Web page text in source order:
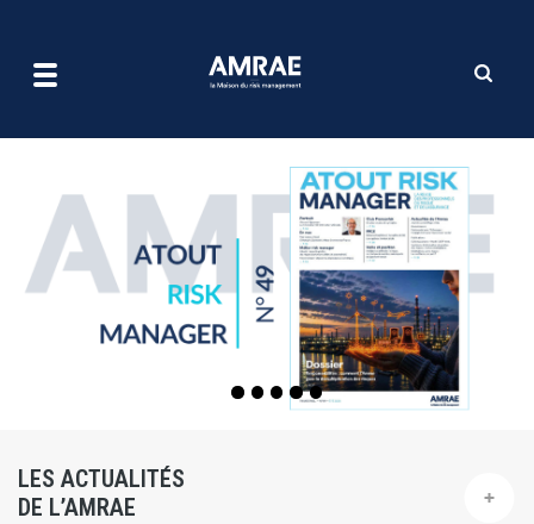
contenu
LES ACTUALITÉS
DE L’AMRAE